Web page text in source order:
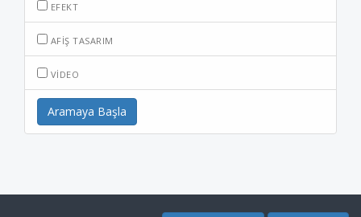
EFEKT
AFIŞ TASARIM
VIDEO
Aramaya Başla